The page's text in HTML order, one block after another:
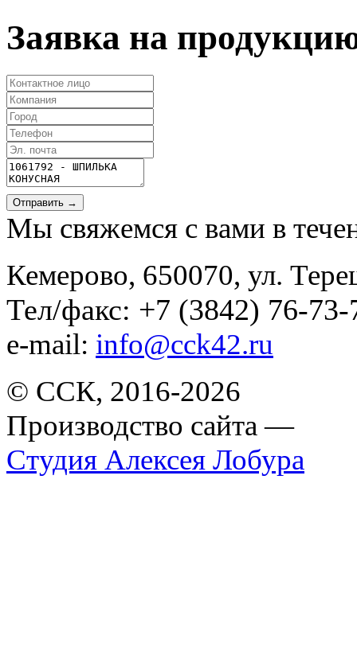
Заявка на
Отправить →
Мы свяжемся с вами в
Кемерово, 650070, ул.
Тел/факс: +7 (3842) 76-73-
e-mail: info@cck42.ru
© ССК, 2016-2026
Производство сайта —
Студия Алексея Лобура